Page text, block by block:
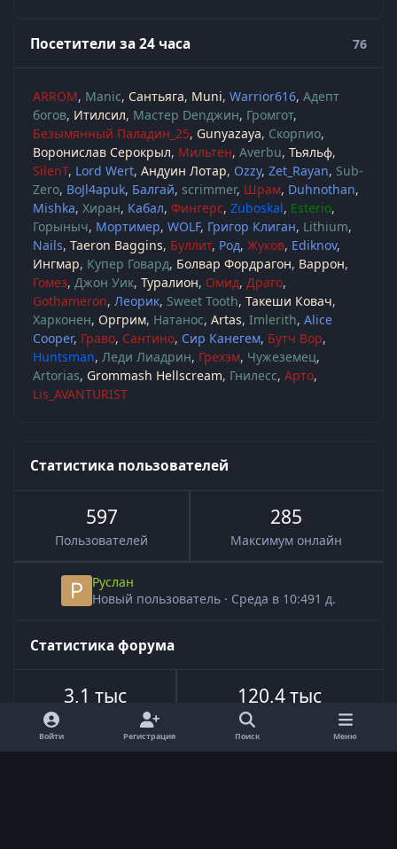
Посетители за 24 часа 76
ARROM Manic Сантьяга Muni Warrior616 Адепт
богов Итилсил Мастер Denджин Громгот
Безымянный Паладин_25 Gunyazaya Скорпио
Воронислав Серокрыл Мильтен Averbu Тьяльф
SilenT Lord Wert Андуин Лотар Ozzy Zet_Rayan Sub-
Zero BoJl4apuk Балгай scrimmer Шрам Duhnothan
Mishka Хиран Кабал Фингерс Zuboskal Esterio
Горыныч Мортимер WOLF Григор Клиган Lithium
Nails Taeron Baggins Буллит Род Жуков Ediknov
Ингмар Купер Говард Болвар Фордрагон Варрон
Гомез Джон Уик Туралион Омид Драго
Gothameron Леорик Sweet Tooth Такеши Ковач
Харконен Оргрим Натанос Artas Imlerith Alice
Cooper Граво Сантино Сир Канегем Бутч Вор
Huntsman Леди Лиадрин Грехэм Чужеземец
Artorias Grommash Hellscream Гнилесс Арто
Lis_AVANTURIST
Статистика пользователей
597
Пользователей
285
Максимум онлайн
Руслан
Новый пользователь · Среда в 10:491 д.
Статистика форума
3,1 тыс
Всего сообщений
120,4 тыс
Войти Регистрация Поиск Меню